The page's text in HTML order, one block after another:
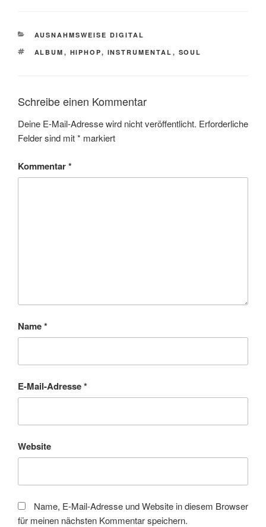
KATEGORIEN
AUSNAHMSWEISE DIGITAL
SCHLAGWÖRTER
ALBUM , HIPHOP, INSTRUMENTAL , SOUL
Schreibe einen Kommentar
Deine E-Mail-Adresse wird nicht veröffentlicht. Erforderliche
Felder sind mit* markiert
Kommentar*
Name*
E-Mail-Adresse*
Website
Name, E-Mail-Adresse und Website in diesem Browser
für meinen nächsten Kommentar speichern.